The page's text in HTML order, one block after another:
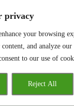
privacy
your browsing
content, and analyze
to our use of
Reject All